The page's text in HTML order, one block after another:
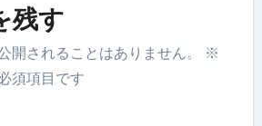
残す
開されることはありません。
※
須項目です